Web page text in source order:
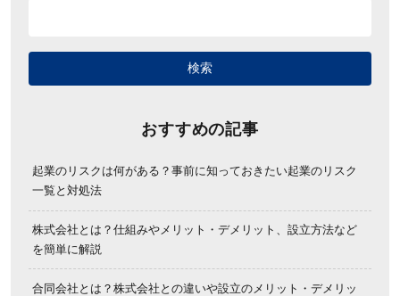
おすすめの記事
起業のリスクは何がある？事前に知っておきたい起業のリスク
一覧と対処法
株式会社とは？仕組みやメリット・デメリット、設立方法など
を簡単に解説
合同会社とは？株式会社との違いや設立のメリット・デメリッ